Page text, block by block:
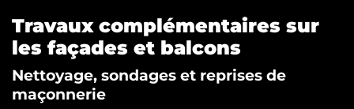
Travaux complémentaires sur
les façades et balcons
Nettoyage, sondages et reprises de
maçonnerie